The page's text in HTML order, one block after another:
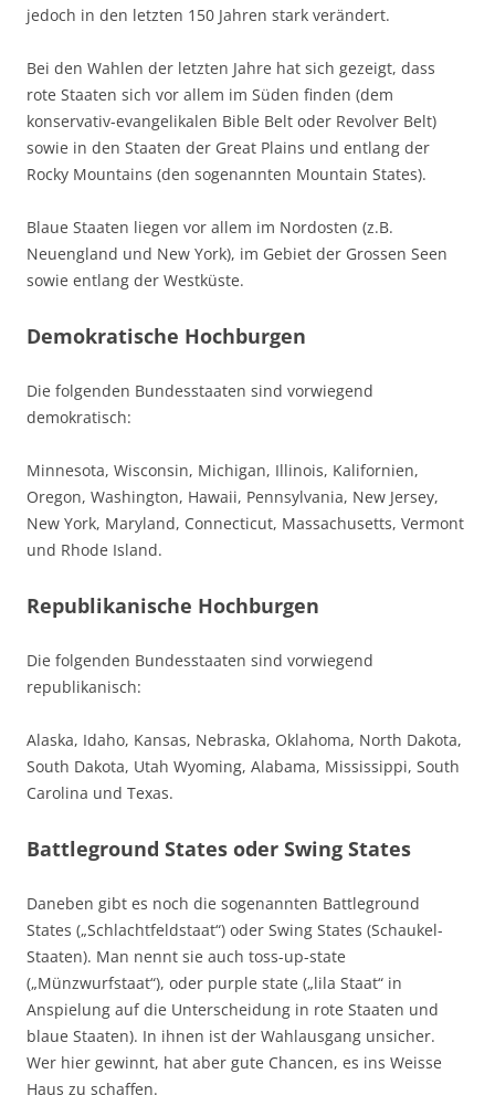
jedoch in den letzten 150 Jahren stark verändert.
Bei den Wahlen der letzten Jahre hat sich gezeigt, dass
rote Staaten sich vor allem im Süden finden (dem
konservativ-evangelikalen Bible Belt oder Revolver Belt)
sowie in den Staaten der Great Plains und entlang der
Rocky Mountains (den sogenannten Mountain States).
Blaue Staaten liegen vor allem im Nordosten (z.B.
Neuengland und New York), im Gebiet der Grossen Seen
sowie entlang der Westküste.
Demokratische Hochburgen
Die folgenden Bundesstaaten sind vorwiegend
demokratisch:
Minnesota, Wisconsin, Michigan, Illinois, Kalifornien,
Oregon, Washington, Hawaii, Pennsylvania, New Jersey,
New York, Maryland, Connecticut, Massachusetts, Vermont
und Rhode Island.
Republikanische Hochburgen
Die folgenden Bundesstaaten sind vorwiegend
republikanisch:
Alaska, Idaho, Kansas, Nebraska, Oklahoma, North Dakota,
South Dakota, Utah Wyoming, Alabama, Mississippi, South
Carolina und Texas.
Battleground States oder Swing States
Daneben gibt es noch die sogenannten Battleground
States („Schlachtfeldstaat“) oder Swing States (Schaukel-
Staaten). Man nennt sie auch toss-up-state
(„Münzwurfstaat“), oder purple state („lila Staat“ in
Anspielung auf die Unterscheidung in rote Staaten und
blaue Staaten). In ihnen ist der Wahlausgang unsicher.
Wer hier gewinnt, hat aber gute Chancen, es ins Weisse
Haus zu schaffen.